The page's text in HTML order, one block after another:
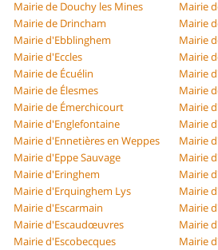
Mairie de Douchy les Mines
Mairie
Mairie de Drincham
Mairie
Mairie d'Ebblinghem
Mairie
Mairie d'Eccles
Mairie
Mairie de Écuélin
Mairie
Mairie de Élesmes
Mairie
Mairie de Émerchicourt
Mairie
Mairie d'Englefontaine
Mairie
Mairie d'Ennetières en Weppes
Mairie
Mairie d'Eppe Sauvage
Mairie
Mairie d'Eringhem
Mairie
Mairie d'Erquinghem Lys
Mairie
Mairie d'Escarmain
Mairie
Mairie d'Escaudœuvres
Mairie
Mairie d'Escobecques
Mairie